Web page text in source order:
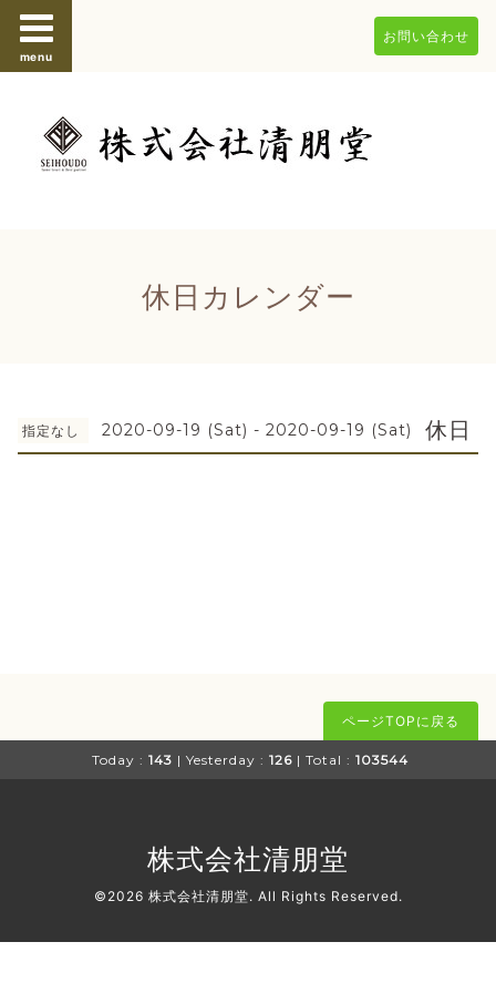
menu
お問い合わせ
休日カレンダー
指定なし 2020-09-19 (Sat) - 2020-09-19 (Sat) 休日
ページTOPに戻る
Today : 143 | Yesterday : 126 | Total : 103544
株式会社清朋堂
©2026 株式会社清朋堂. All Rights Reserved.